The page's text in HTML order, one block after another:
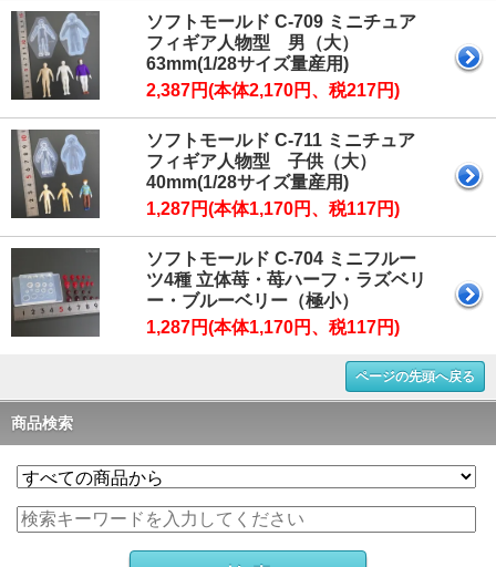
ソフトモールド C-709 ミニチュア
フィギア人物型 男（大）
63mm(1/28サイズ量産用)
2,387円(本体2,170円、税217円)
ソフトモールド C-711 ミニチュア
フィギア人物型 子供（大）
40mm(1/28サイズ量産用)
1,287円(本体1,170円、税117円)
ソフトモールド C-704 ミニフルー
ツ4種 立体苺・苺ハーフ・ラズベリ
ー・ブルーベリー（極小）
1,287円(本体1,170円、税117円)
ページの先頭へ戻る
商品検索